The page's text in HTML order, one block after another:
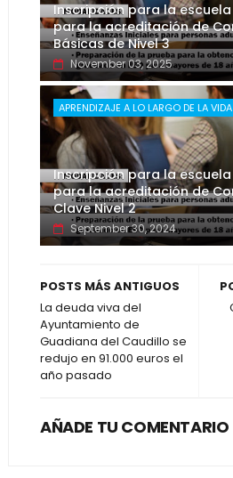
Inscripción para la
para la acreditación de
Básicas de Nivel 3
November 03, 2025
APRENDIZAJE A LO LARGO DE LA VIDA
Inscripción para la
para la acreditación de
Clave Nivel 2
September 30, 2024
POSTS MÁS ANTIGUOS
La deuda viva del
Ayuntamiento de
Guadiana del Caudillo se
redujo en 91.000 euros el
año pasado
AÑADE TU COMENTARIO